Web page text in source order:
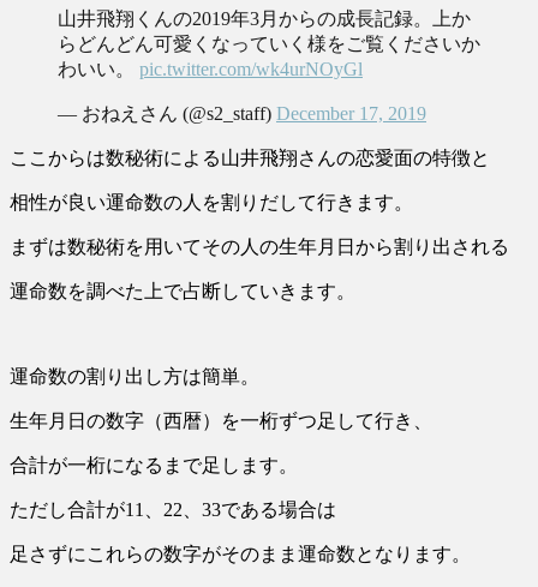
山井飛翔くんの2019年3月からの成長記録。上か
らどんどん可愛くなっていく様をご覧くださいか
わいい。 pic.twitter.com/wk4urNOyGl
— おねえさん (@s2_staff) December 17, 2019
ここからは数秘術による山井飛翔さんの恋愛面の特徴と
相性が良い運命数の人を割りだして行きます。
まずは数秘術を用いてその人の生年月日から割り出される
運命数を調べた上で占断していきます。
運命数の割り出し方は簡単。
生年月日の数字（西暦）を一桁ずつ足して行き、
合計が一桁になるまで足します。
ただし合計が11、22、33である場合は
足さずにこれらの数字がそのまま運命数となります。